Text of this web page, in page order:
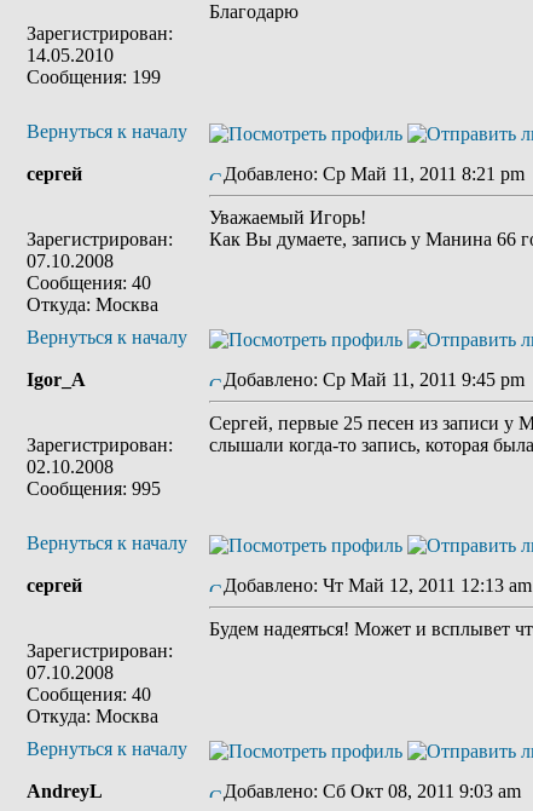
Зарегистрирован:
14.05.2010
Сообщения: 199
Благодарю
Вернуться к началу
сергей
Зарегистрирован:
07.10.2008
Сообщения: 40
Откуда: Москва
Добавлено: Ср Май 11, 2011 8:21 pm
Уважаемый Игорь!
Как Вы думаете, запись у Манина 66
Вернуться к началу
Igor_A
Зарегистрирован:
02.10.2008
Сообщения: 995
Добавлено: Ср Май 11, 2011 9:45 pm
Сергей, первые 25 песен из записи у
слышали когда-то запись, которая
Вернуться к началу
сергей
Зарегистрирован:
07.10.2008
Сообщения: 40
Откуда: Москва
Добавлено: Чт Май 12, 2011 12:13 am
Будем надеяться! Может и всплывет
Вернуться к началу
AndreyL Добавлено: Сб Окт 08, 2011 9:03 am